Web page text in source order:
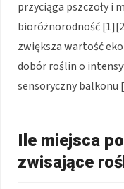
przyciąga pszczoły i
bioróżnorodność
zwiększa wartość
dobór roślin o
sensoryczny balkonu
Ile miejsca
zwisające